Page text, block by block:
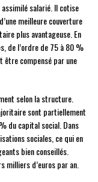
salarié. Il cotise
meilleure couverture
plus avantageuse. En
de l’ordre de 75 à 80 %
être compensé par une
selon la structure.
sont partiellement
du capital social. Dans
sociales, ce qui en
bien conseillés.
d’euros par an.